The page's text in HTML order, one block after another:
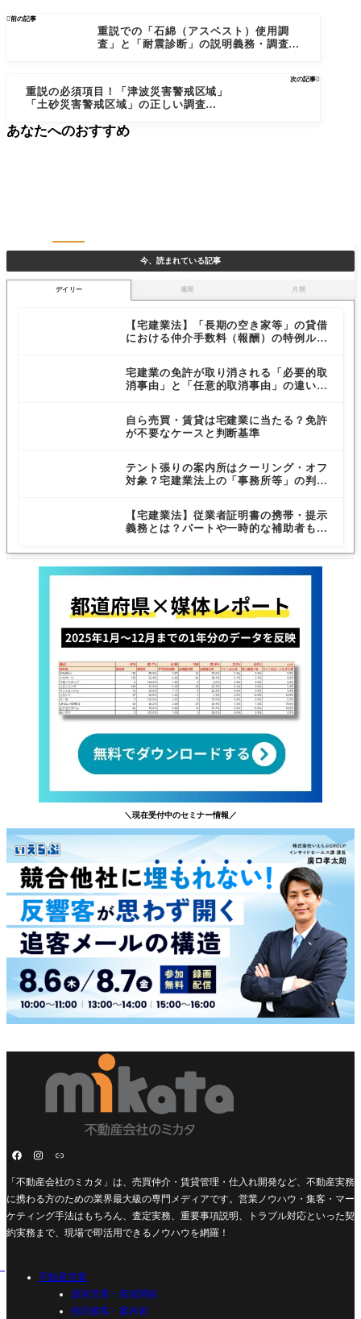
前の記事
重説での「石綿（アスベスト）使用調
査」と「耐震診断」の説明義務・調査範
次の記事
重説の必須項目！「津波災害警戒区域」
「土砂災害警戒区域」の正しい調査と説
今、読まれている記事
デイリー 週間 月間
【宅建業法】「長期の空き家等」の貸借
における仲介手数料（報酬）の特例ルー
宅建業の免許が取り消される「必要的取
消事由」と「任意的取消事由」の違いと
自ら売買・賃貸は宅建業に当たる？免許
が不要なケースと判断基準
テント張りの案内所はクーリング・オフ
対象？宅建業法上の「事務所等」の判断
【宅建業法】従業者証明書の携帯・提示
義務とは？パートや一時的な補助者も対
＼現在受付中のセミナー情報／
あなたへのおすすめ
「不動産会社のミカタ」は、売買仲介・賃貸管理・仕入れ開発など、不動産実務
に携わる方のための業界最大級の専門メディアです。営業ノウハウ・集客・マー
ケティング手法はもちろん、査定実務、重要事項説明、トラブル対応といった契
約実務まで、現場で即活用できるノウハウを網羅！
不動産営業
源泉営業・新規開拓
初回接客・案内術